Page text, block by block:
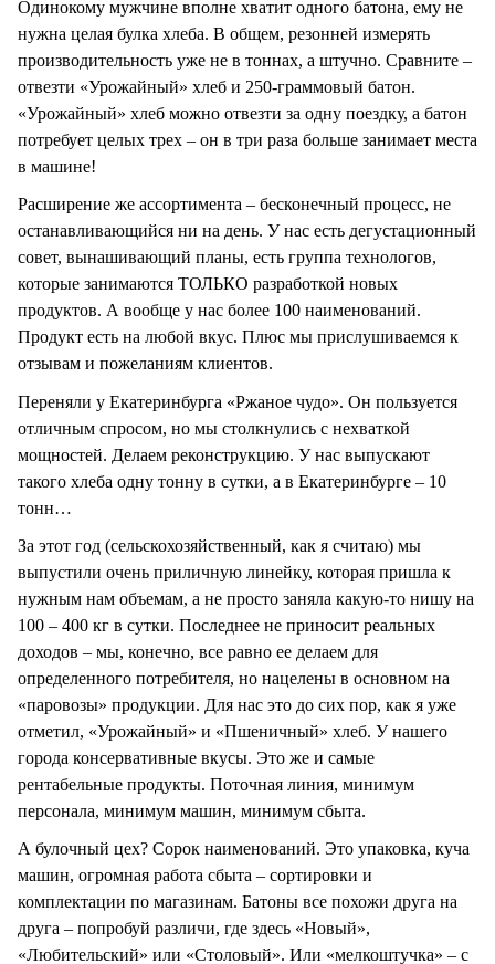
Одинокому мужчине вполне хватит одного батона, ему не
нужна целая булка хлеба. В общем, резонней измерять
производительность уже не в тоннах, а штучно. Сравните –
отвезти «Урожайный» хлеб и 250-граммовый батон.
«Урожайный» хлеб можно отвезти за одну поездку, а батон
потребует целых трех – он в три раза больше занимает места
в машине!
Расширение же ассортимента – бесконечный процесс, не
останавливающийся ни на день. У нас есть дегустационный
совет, вынашивающий планы, есть группа технологов,
которые занимаются ТОЛЬКО разработкой новых
продуктов. А вообще у нас более 100 наименований.
Продукт есть на любой вкус. Плюс мы прислушиваемся к
отзывам и пожеланиям клиентов.
Переняли у Екатеринбурга «Ржаное чудо». Он пользуется
отличным спросом, но мы столкнулись с нехваткой
мощностей. Делаем реконструкцию. У нас выпускают
такого хлеба одну тонну в сутки, а в Екатеринбурге – 10
тонн…
За этот год (сельскохозяйственный, как я считаю) мы
выпустили очень приличную линейку, которая пришла к
нужным нам объемам, а не просто заняла какую-то нишу на
100 – 400 кг в сутки. Последнее не приносит реальных
доходов – мы, конечно, все равно ее делаем для
определенного потребителя, но нацелены в основном на
«паровозы» продукции. Для нас это до сих пор, как я уже
отметил, «Урожайный» и «Пшеничный» хлеб. У нашего
города консервативные вкусы. Это же и самые
рентабельные продукты. Поточная линия, минимум
персонала, минимум машин, минимум сбыта.
А булочный цех? Сорок наименований. Это упаковка, куча
машин, огромная работа сбыта – сортировки и
комплектации по магазинам. Батоны все похожи друга на
друга – попробуй различи, где здесь «Новый»,
«Любительский» или «Столовый». Или «мелкоштучка» – с